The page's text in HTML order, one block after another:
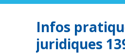
Infos
juridiques